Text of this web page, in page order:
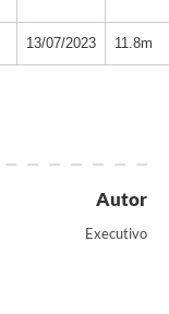
13/07/2023 11.8m
Autor
Executivo